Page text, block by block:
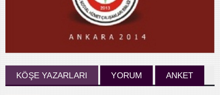
KÖŞE YAZARLARI YORUM ANKET